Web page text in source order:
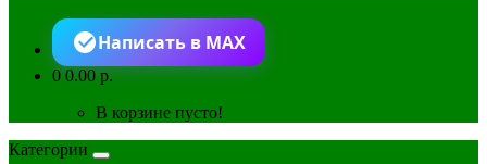
Написать в MAX
00.00 р.
В корзине пусто!
Категории